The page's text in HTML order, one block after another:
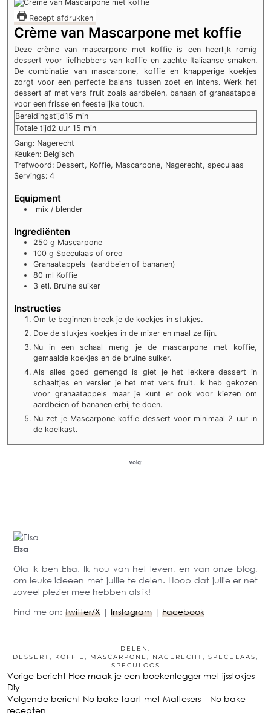
Recept afdrukken
Crème van Mascarpone met koffie
Deze crème van mascarpone met koffie is een heerlijk romig
dessert voor liefhebbers van koffie en zachte Italiaanse smaken.
De combinatie van mascarpone, koffie en knapperige koekjes
zorgt voor een perfecte balans tussen zoet en intens. Werk het
dessert af met vers fruit zoals aardbeien, banaan of granaatappel
voor een frisse en feestelijke touch.
Bereidingstijd15 minuten
min
Totale tijd2 uur
uur 15 minuten
min
Gang: Nagerecht
Keuken: Belgisch
Trefwoord: Dessert, Koffie, Mascarpone, Nagerecht, speculaas
Servings: 4
Equipment
mix / blender
Ingrediënten
250 g Mascarpone
100 g Speculaas of oreo
Granaatappels (aardbeien of bananen)
80 ml Koffie
3 etl. Bruine suiker
Instructies
Om te beginnen breek je de koekjes in stukjes.
Doe de stukjes koekjes in de mixer en maal ze fijn.
Nu in een schaal meng je de mascarpone met koffie,
gemaalde koekjes en de bruine suiker.
Als alles goed gemengd is giet je het lekkere dessert in
schaaltjes en versier je het met vers fruit. Ik heb gekozen
voor granaatappels maar je kunt er ook voor kiezen om
aardbeien of bananen erbij te doen.
Nu zet je Mascarpone koffie dessert voor minimaal 2 uur in
de koelkast.
Volg:
Elsa
Ola Ik ben Elsa. Ik hou van het leven, en van onze blog,
om leuke ideeen met jullie te delen. Hoop dat jullie er net
zoveel plezier mee hebben als ik!
Find me on: Twitter/X | Instagram | Facebook
DELEN:
DESSERT, KOFFIE , MASCARPONE , NAGERECHT, SPECULAAS,
SPECULOOS
Vorige bericht Hoe maak je een boekenlegger met ijsstokjes –
Diy
Volgende bericht No bake taart met Maltesers – No bake
recepten